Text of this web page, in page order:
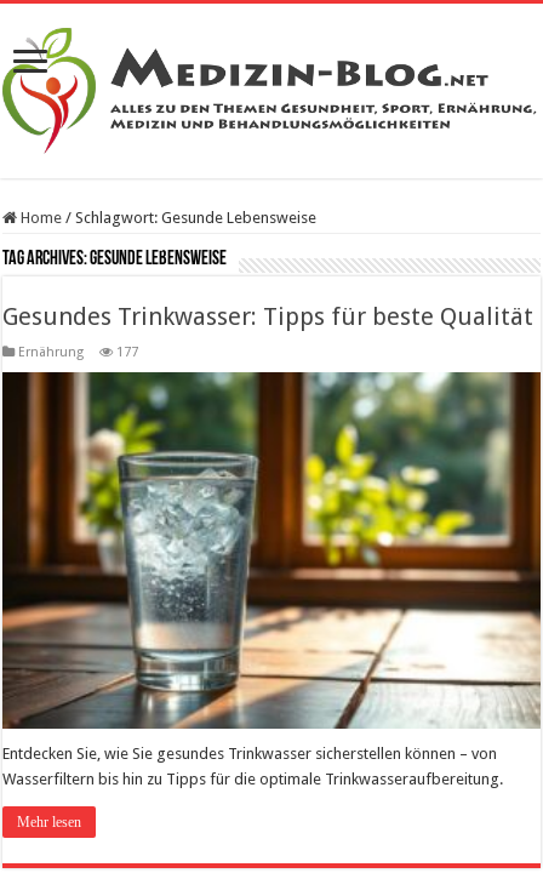
Home / Schlagwort:Gesunde Lebensweise
Tag Archives:Gesunde Lebensweise
Gesundes Trinkwasser: Tipps für beste Qualität
Ernährung 177
Entdecken Sie, wie Sie gesundes Trinkwasser sicherstellen können – von
Wasserfiltern bis hin zu Tipps für die optimale Trinkwasseraufbereitung.
Mehr lesen